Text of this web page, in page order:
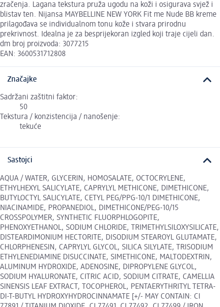
zračenja. Lagana tekstura pruža ugodu na koži i osigurava svjež i
blistav ten. Nijansa MAYBELLINE NEW YORK Fit me Nude BB kreme
prilagođava se individualnom tonu kože i stvara prirodnu
prekrivnost. Idealna je za besprijekoran izgled koji traje cijeli dan.
dm broj proizvoda: 3077215
EAN: 3600531712808
Značajke
Sadržani zaštitni faktor:
50
Tekstura / konzistencija / nanošenje:
tekuće
Sastojci
AQUA / WATER, GLYCERIN, HOMOSALATE, OCTOCRYLENE,
ETHYLHEXYL SALICYLATE, CAPRYLYL METHICONE, DIMETHICONE,
BUTYLOCTYL SALICYLATE, CETYL PEG/PPG-10/1 DIMETHICONE,
NIACINAMIDE, PROPANEDIOL, DIMETHICONE/PEG-10/15
CROSSPOLYMER, SYNTHETIC FLUORPHLOGOPITE,
PHENOXYETHANOL, SODIUM CHLORIDE, TRIMETHYLSILOXYSILICATE,
DISTEARDIMONIUM HECTORITE, DISODIUM STEAROYL GLUTAMATE,
CHLORPHENESIN, CAPRYLYL GLYCOL, SILICA SILYLATE, TRISODIUM
ETHYLENEDIAMINE DISUCCINATE, SIMETHICONE, MALTODEXTRIN,
ALUMINUM HYDROXIDE, ADENOSINE, DIPROPYLENE GLYCOL,
SODIUM HYALURONATE, CITRIC ACID, SODIUM CITRATE, CAMELLIA
SINENSIS LEAF EXTRACT, TOCOPHEROL, PENTAERYTHRITYL TETRA-
DI-T-BUTYL HYDROXYHYDROCINNAMATE [+/- MAY CONTAIN: CI